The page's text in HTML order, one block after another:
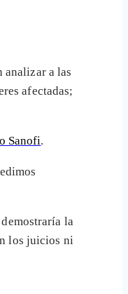
analizar a las
afectadas;
Sanofi.
la
los juicios ni